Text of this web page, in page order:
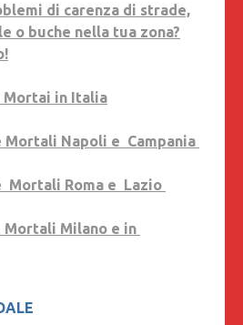
di carenza di strade,
o buche nella tua zona?
Mortai in Italia
Napoli e Campania
Mortali Roma e Lazio
Milano e in